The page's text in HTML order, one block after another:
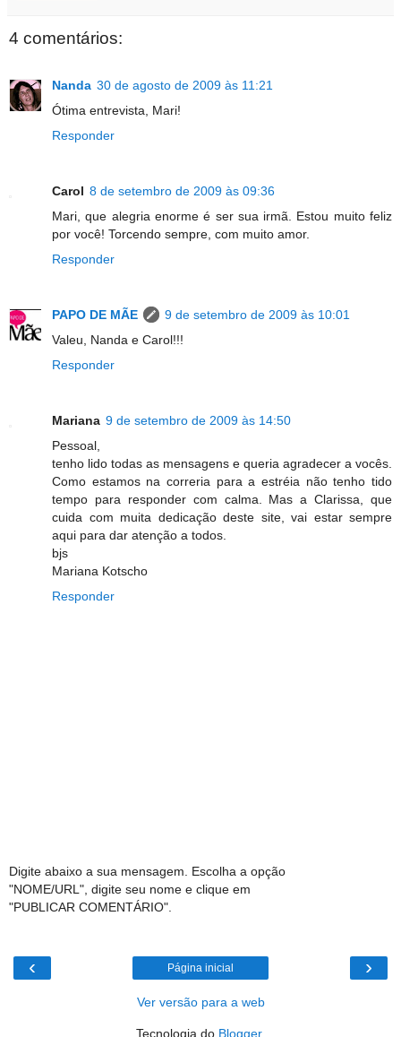
4 comentários:
Nanda 30 de agosto de 2009 às 11:21
Ótima entrevista, Mari!
Responder
Carol 8 de setembro de 2009 às 09:36
Mari, que alegria enorme é ser sua irmã. Estou muito feliz
por você! Torcendo sempre, com muito amor.
Responder
PAPO DE MÃE
9 de setembro de 2009 às 10:01
Valeu, Nanda e Carol!!!
Responder
Mariana 9 de setembro de 2009 às 14:50
Pessoal,
tenho lido todas as mensagens e queria agradecer a vocês.
Como estamos na correria para a estréia não tenho tido
tempo para responder com calma. Mas a Clarissa, que
cuida com muita dedicação deste site, vai estar sempre
aqui para dar atenção a todos.
bjs
Mariana Kotscho
Responder
Digite abaixo a sua mensagem. Escolha a opção
"NOME/URL", digite seu nome e clique em
"PUBLICAR COMENTÁRIO".
‹ ›
Página inicial
Ver versão para a web
Tecnologia do Blogger.